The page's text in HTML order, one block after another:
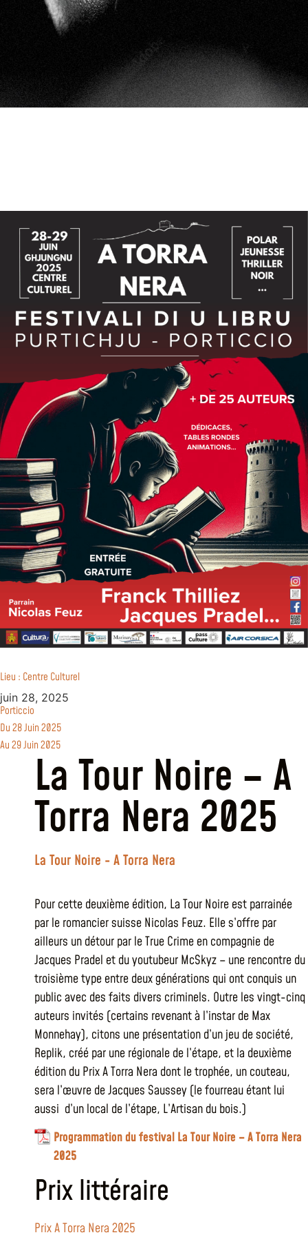
Lieu : Centre Culturel
juin 28, 2025
Porticcio
Du 28 Juin 2025
Au 29 Juin 2025
La Tour Noire – A
Torra Nera 2025
La Tour Noire - A Torra Nera
Pour cette deuxième édition, La Tour Noire est parrainée
par le romancier suisse Nicolas Feuz. Elle s’offre par
ailleurs un détour par le True Crime en compagnie de
Jacques Pradel et du youtubeur McSkyz – une rencontre du
troisième type entre deux générations qui ont conquis un
public avec des faits divers criminels. Outre les vingt-cinq
auteurs invités (certains revenant à l’instar de Max
Monnehay), citons une présentation d’un jeu de société,
Replik, créé par une régionale de l’étape, et la deuxième
édition du Prix A Torra Nera dont le trophée, un couteau,
sera l’œuvre de Jacques Saussey (le fourreau étant lui
aussi d’un local de l’étape, L’Artisan du bois.)
Programmation du festival La Tour Noire – A Torra Nera
2025
Prix littéraire
Prix A Torra Nera 2025